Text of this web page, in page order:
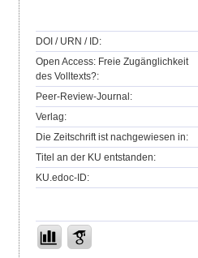
DOI / URN / ID:
Open Access: Freie Zugänglichkeit
des Volltexts?:
Peer-Review-Journal:
Verlag:
Die Zeitschrift ist nachgewiesen in:
Titel an der KU entstanden:
KU.edoc-ID: